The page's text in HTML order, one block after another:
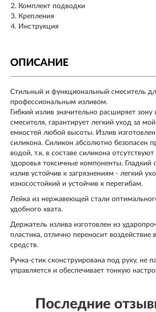
Комплект подводки
Крепления
Инструкция
ОПИСАНИЕ
Стильный и функциональный смеситель
профессиональным изливом.
Гибкий излив значительно расширяет зону
смесителя, гарантирует легкий уход за
емкостей любой высоты. Излив
силикона. Силикон абсолютно безопасен
водой, т.к. в составе силикона
здоровья токсичные компоненты. Гладкий
излив устойчив к загрязнениям - легкий
износостойкий и устойчив к перегибам.
Лейка из нержавеющей стали
удобного хвата.
Держатель излива изготовлен из
пластика, отлично переносит
средств.
Ручка-стик сконструирована под руку, не
управляется и обеспечивает тонкую
Последние